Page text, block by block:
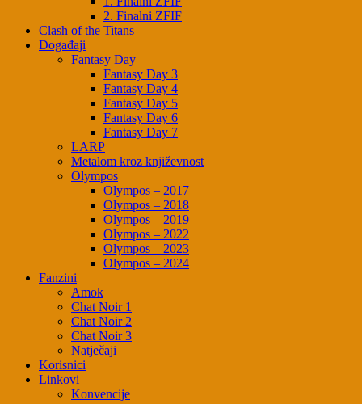
2. Finalni ZFIF
Clash of the Titans
Događaji
Fantasy Day
Fantasy Day 3
Fantasy Day 4
Fantasy Day 5
Fantasy Day 6
Fantasy Day 7
LARP
Metalom kroz književnost
Olympos
Olympos – 2017
Olympos – 2018
Olympos – 2019
Olympos – 2022
Olympos – 2023
Olympos – 2024
Fanzini
Amok
Chat Noir 1
Chat Noir 2
Chat Noir 3
Natječaji
Korisnici
Linkovi
Konvencije